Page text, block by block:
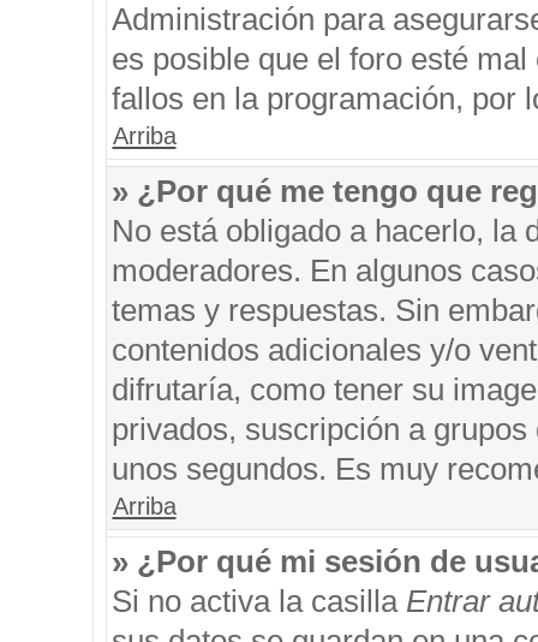
Administración para
es posible que el foro esté
fallos en la programación, por
Arriba
» ¿Por qué me tengo que
No está obligado a hacerlo, la
moderadores. En algunos
temas y respuestas. Sin
contenidos adicionales y/o
difrutaría, como tener su
privados, suscripción a
unos segundos. Es muy
Arriba
» ¿Por qué mi sesión de
Si no activa la casilla Entrar